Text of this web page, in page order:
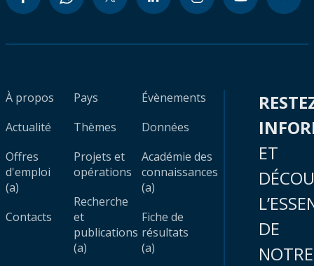
À propos
Actualité
Offres
d'emploi
(a)
Contacts
Pays
Thèmes
Projets et
opérations
Recherche
et
publications
(a)
Évènements
Données
Académie des
connaissances
(a)
Fiche de
résultats
(a)
ET
DE
NOTRE